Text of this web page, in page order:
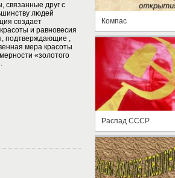
связанные друг с
людей
создает
и равновесия
подтверждающие ,
мера красоты
«золотого
Компас
Распад СССР